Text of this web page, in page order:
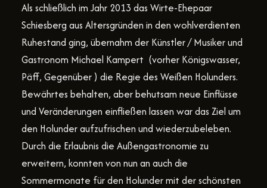
Als schließlich im Jahr 2013 das Wirte-Ehepaar
Schiesberg aus Altersgründen in den wohlverdienten
Ruhestand ging, übernahm der Künstler / Musiker und
Gastronom Michael Kampert (vorher Königswasser,
Päff, Gegenüber ) die Regie des Weißen Holunders.
Bewährtes behalten, aber behutsam neue Einflüsse
und Veränderungen einfließen lassen war das Ziel um
den Holunder aufzufrischen und wiederzubeleben.
Durch die Erlaubnis die Außengastronomie zu
erweitern, konnten von nun an auch die
Sommermonate für den Holunder mit der schönsten